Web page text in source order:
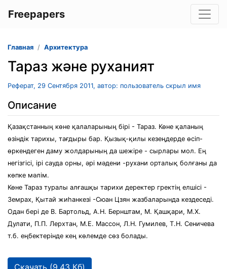
Freepapers
Главная Архитектура
Тараз және руханият
Реферат, 29 Сентября 2011, автор: пользователь скрыл имя
Описание
Қазақстанның көне қалаларының бірі - Тараз. Көне қаланың
өзіндік тарихы, тағдыры бар. Қызық-қилы кезеңдерде өсіп-
өркендеген даму жолдарының да шежіре - сырлары мол. Ең
негізгісі, ірі сауда орны, әрі мәдени -рухани орталық болғаны да
көпке мәлім.
Көне Тараз туралы алғашқы тарихи деректер гректің елшісі -
Земрах, Қытай жиһанкезі -Сюан Цзян жазбаларында кездеседі.
Одан бері де В. Бартольд, А.Н. Бернштам, М. Қашқари, М.Х.
Дулати, П.П. Лерхтан, М.Е. Массон, Л.Н. Гумилев, Т.Н. Сеничева
т.б. еңбектерінде кең көлемде сөз болады.
Скачать (9.43 Кб)